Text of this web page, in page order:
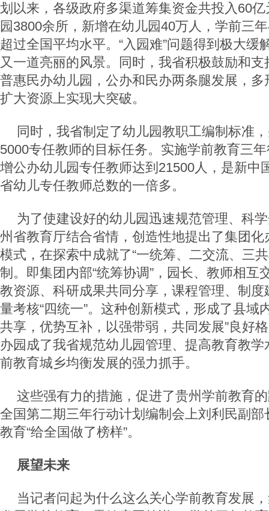
划以来，各级政府多渠道筹集资金共投入60
园3800余所，新增在幼儿园40万人，学前三
超过全国平均水平。“入园难”问题得到极大缓
又一道亮丽的风景。同时，我省积极鼓励和
普惠民办幼儿园，公办和民办两条腿发展，
扩大资源上实现大突破。
同时，我省制定了幼儿园教职工编制标准
5000专任教师的目标任务。实施学前教育三
增公办幼儿园专任教师达到21500人，是新中
省幼儿专任教师总数的一倍多。
为了使建设好的幼儿园迅速规范管理、科
州省教育厅结合省情，创造性地提出了集团
模式，在探索中成就了“一统筹、二交流、三
制。即集团内部“统筹协调”，园长、教师相互
教资源、科研成果共同分享，课程管理、制
量考核“四统一”。这种创新模式，形成了县域
共享，优势互补，以强带弱，共同发展”良好
办园成了我省规范幼儿园管理、提高教育教
前教育城乡均衡发展的强力抓手。
这些强有力的措施，促进了贵州学前教育
全国第二期三年行动计划编制会上刘利民副
教育“给全国做了榜样”。
展望未来
当记者问起为什么这么关心学前教育发展